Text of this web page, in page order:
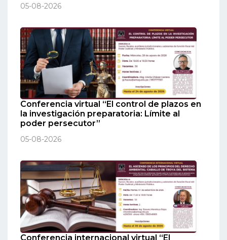
05-08-2026
Conferencia virtual “El control de plazos en
la investigación preparatoria: Límite al
poder persecutor”
05-08-2026
Conferencia internacional virtual “El